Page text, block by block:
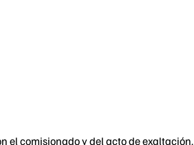
el comisionado y del acto de exaltación.